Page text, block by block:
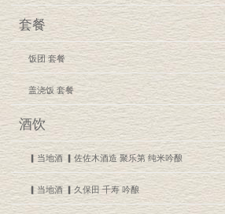
套餐
饭团 套餐
盖浇饭 套餐
酒饮
▎当地酒 ▎佐佐木酒造 聚乐第 纯米吟酿
▎当地酒 ▎久保田 千寿 吟酿